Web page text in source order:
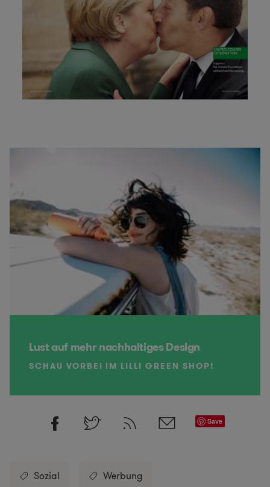
Lust auf mehr nachhaltiges Design
SCHAU VORBEI IM LILLI GREEN SHOP!
Save
Sozial Werbung